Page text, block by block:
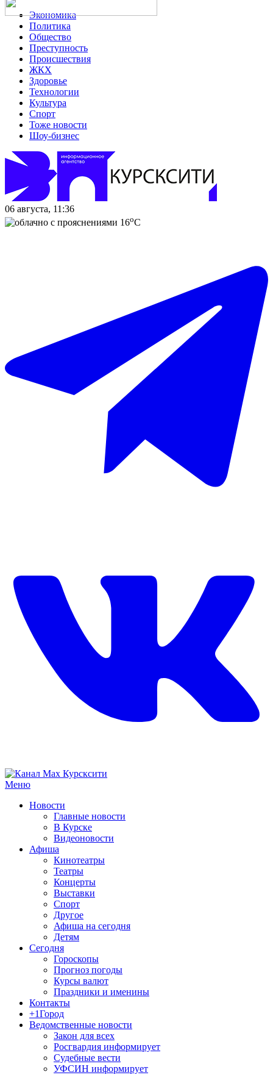
Экономика
Политика
Общество
Преступность
Происшествия
ЖКХ
Здоровье
Технологии
Культура
Спорт
Тоже новости
Шоу-бизнес
06 августа, 11:36
16oC
Меню
Новости
Главные новости
В Курске
Видеоновости
Афиша
Кинотеатры
Театры
Концерты
Выставки
Спорт
Другое
Афиша на сегодня
Детям
Сегодня
Гороскопы
Прогноз погоды
Курсы валют
Праздники и именины
Контакты
+1Город
Ведомственные новости
Закон для всех
Росгвардия информирует
Судебные вести
УФСИН информирует